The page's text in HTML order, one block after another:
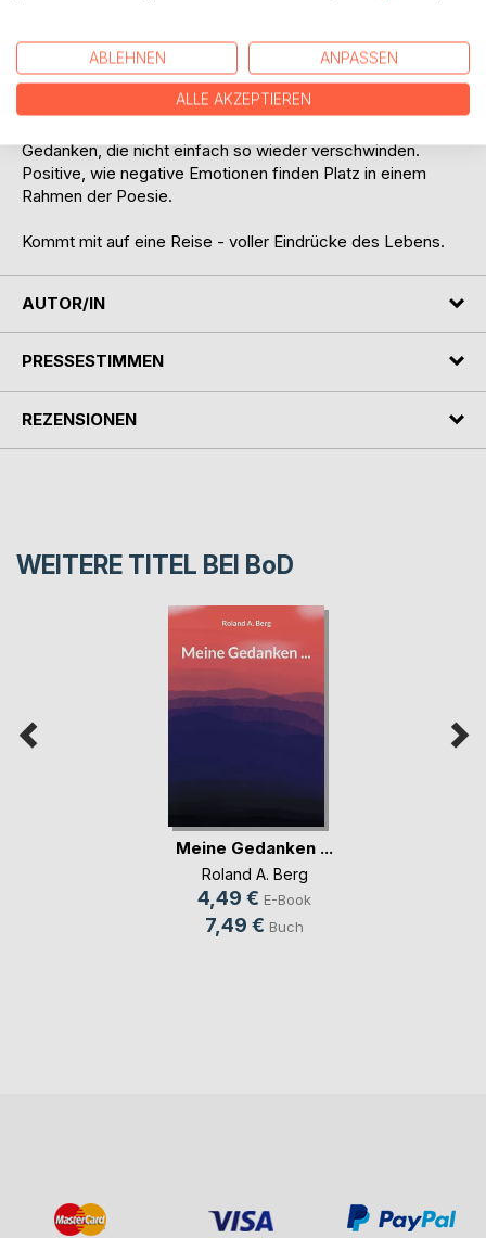
Eine lyrische Sammlung der neuesten Werke von Roland A.
Berg.
Gedanken, die nicht einfach so wieder verschwinden.
Positive, wie negative Emotionen finden Platz in einem
Rahmen der Poesie.
Kommt mit auf eine Reise - voller Eindrücke des Lebens.
AUTOR/IN
PRESSESTIMMEN
REZENSIONEN
WEITERE TITEL BEI BoD
Meine Gedanken ...
Roland A. Berg
4,49 € E-Book
7,49 € Buch
ABLEHNEN ANPASSEN
ALLE AKZEPTIEREN